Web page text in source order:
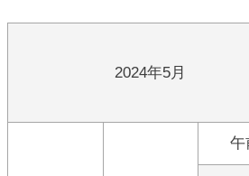
2024年5月
午